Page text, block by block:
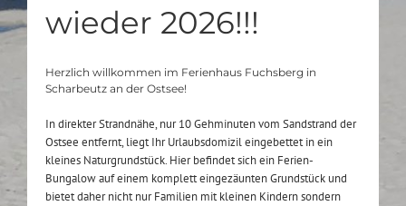
wieder 2026!!!
Herzlich willkommen im Ferienhaus Fuchsberg in
Scharbeutz an der Ostsee!
In direkter Strandnähe, nur 10 Gehminuten vom Sandstrand der
Ostsee entfernt, liegt Ihr Urlaubsdomizil eingebettet in ein
kleines Naturgrundstück. Hier befindet sich ein Ferien-
Bungalow auf einem komplett eingezäunten Grundstück und
bietet daher nicht nur Familien mit kleinen Kindern sondern